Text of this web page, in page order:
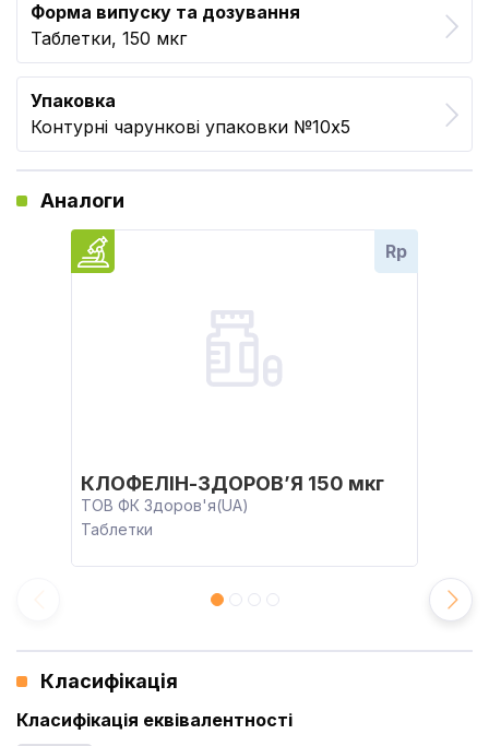
Форма випуску та дозування
Таблетки, 150 мкг
Упаковка
Контурні чарункові упаковки №10x5
Аналоги
Rp
КЛОФЕЛІН-ЗДОРОВ’Я 150 мкг
ТОВ ФК Здоров'я(UA)
Таблетки
Класифікація
Класифікація еквівалентності